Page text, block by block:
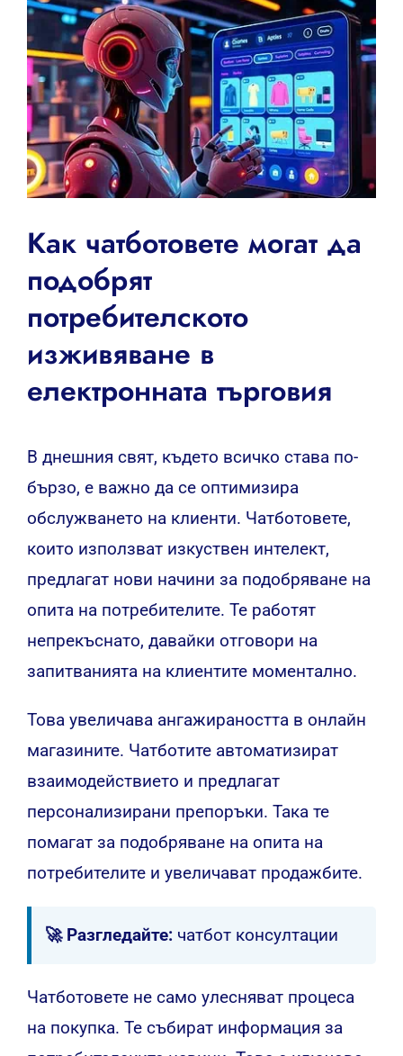
View
Larger
Image
Как чатботовете могат да
подобрят
потребителското
изживяване в
електронната търговия
В днешния свят, където всичко става по-
бързо, е важно да се оптимизира
обслужването на клиенти. Чатботовете,
които използват изкуствен интелект,
предлагат нови начини за подобряване на
опита на потребителите. Те работят
непрекъснато, давайки отговори на
запитванията на клиентите моментално.
Това увеличава ангажираността в онлайн
магазините. Чатботите автоматизират
взаимодействието и предлагат
персонализирани препоръки. Така те
помагат за подобряване на опита на
потребителите и увеличават продажбите.
🚀 Разгледайте: чатбот консултации
Чатботовете не само улесняват процеса
на покупка. Те събират информация за